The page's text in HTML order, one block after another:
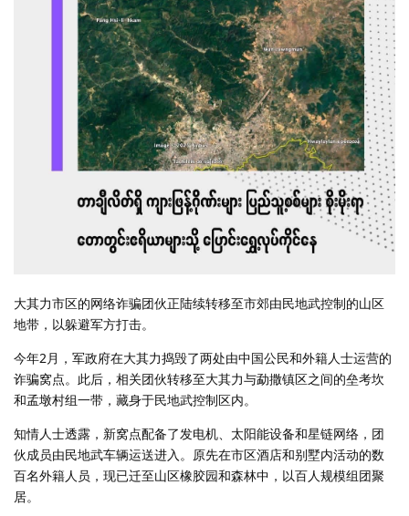
大其力市区的网络诈骗团伙正陆续转移至市郊由民地武控制的山区
地带，以躲避军方打击。
今年2月，军政府在大其力捣毁了两处由中国公民和外籍人士运营的
诈骗窝点。此后，相关团伙转移至大其力与勐撒镇区之间的垒考坎
和孟墩村组一带，藏身于民地武控制区内。
知情人士透露，新窝点配备了发电机、太阳能设备和星链网络，团
伙成员由民地武车辆运送进入。原先在市区酒店和别墅内活动的数
百名外籍人员，现已迁至山区橡胶园和森林中，以百人规模组团聚
居。